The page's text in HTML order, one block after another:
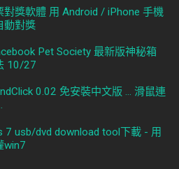
對獎軟體 用 Android / iPhone 手機
動對獎
Pet Society 最新版神秘箱
10/27
0.02 免安裝中文版 ... 滑鼠連
7 usb/dvd download tool下載 - 用
win7